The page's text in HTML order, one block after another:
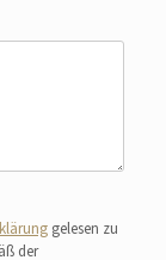
gelesen zu
der